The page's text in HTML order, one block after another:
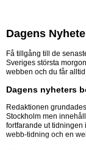
Dagens
Få tillgång till de
Sveriges största
webben och du får
Dagens nyheters
Redaktionen
Stockholm men
fortfarande ut tidningen
webb-tidning och en